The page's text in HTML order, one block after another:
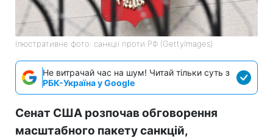
Ілюстративне фото: санкції проти РФ (GettyImages)
Не витрачай час на шум! Читай тільки суть з
РБК-Україна у Google
Сенат США розпочав обговорення
масштабного пакету санкцій,